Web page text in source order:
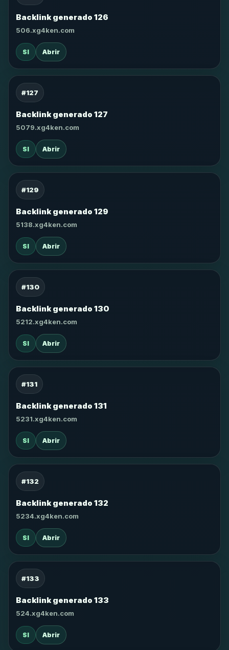
Backlink generado 126
506.xg4ken.com
SI Abrir
#127
Backlink generado 127
5079.xg4ken.com
SI Abrir
#129
Backlink generado 129
5138.xg4ken.com
SI Abrir
#130
Backlink generado 130
5212.xg4ken.com
SI Abrir
#131
Backlink generado 131
5231.xg4ken.com
SI Abrir
#132
Backlink generado 132
5234.xg4ken.com
SI Abrir
#133
Backlink generado 133
524.xg4ken.com
SI Abrir